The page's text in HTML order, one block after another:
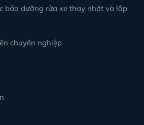
bảo dưỡng rửa xe thay nhớt và lắp
chuyên nghiệp